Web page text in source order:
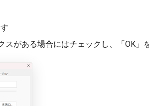
スがある場合にはチェックし、「OK」